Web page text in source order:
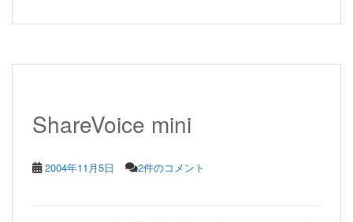
ShareVoice mini
2004年11月5日 2件のコメント